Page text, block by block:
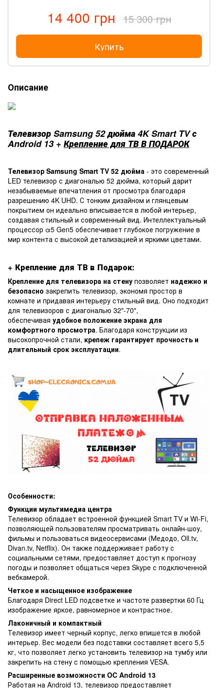
14 400 грн 15 300 грн
Купить
Описание
Телевизор Samsung 52 дюйма 4K Smart TV с
Android 13 + Крепление для ТВ В ПОДАРОК
Телевизор Samsung Smart TV 52 дюйма - это современный
LED телевизор с диагональю 52 дюйма, который дарит
незабываемые впечатления от просмотра благодаря
разрешению 4K UHD. С тонким дизайном и глянцевым
покрытием он идеально вписывается в любой интерьер,
создавая стильный и современный вид. Интеллектуальный
процессор α5 Gen5 обеспечивает глубокое погружение в
мир контента с высокой детализацией и яркими цветами.
+ Крепление для ТВ в Подарок:
Крепление для телевизора на стену позволяет надежно и
безопасно закрепить телевизор, экономя простор в
комнате и придавая интерьеру стильный вид. Оно подходит
для телевизоров с диагональю 32"-70",
обеспечивая удобное положение экрана для
комфортного просмотра. Благодаря конструкции из
высокопрочной стали, крепеж гарантирует прочность и
длительный срок эксплуатации.
Особенности:
Функции мультимедиа центра
Телевизор обладает встроенной функцией Smart TV и Wi-Fi,
позволяющей пользователям просматривать онлайн-шоу,
фильмы и пользоваться видеосервисами (Медодо, Oll.tv,
Divan.tv, Netflix). Он также поддерживает работу с
социальными сетями, предоставляет доступ к прогнозу
погоды и позволяет общаться через Skype с подключенной
вебкамерой.
Четкое и насыщенное изображение
Благодаря Direct LED подсветке и частоте развертки 60 Гц
изображение яркое, равномерное и контрастное.
Лаконичный и компактный
Телевизор имеет черный корпус, легко впишется в любой
интерьер. Вес модели без подставки составляет всего 5,5
кг, что позволяет легко установить телевизор на тумбу или
закрепить на стену с помощью крепления VESA.
Расширенные возможности OC Android 13
Работая на Android 13, телевизор предоставляет